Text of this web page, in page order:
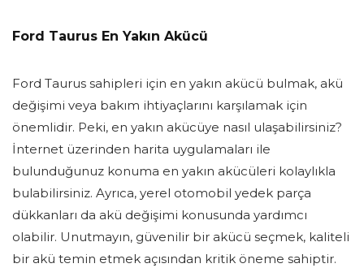
Ford Taurus En Yakın Akücü
Ford Taurus sahipleri için en yakın akücü bulmak, akü
değişimi veya bakım ihtiyaçlarını karşılamak için
önemlidir. Peki, en yakın akücüye nasıl ulaşabilirsiniz?
İnternet üzerinden harita uygulamaları ile
bulunduğunuz konuma en yakın akücüleri kolaylıkla
bulabilirsiniz. Ayrıca, yerel otomobil yedek parça
dükkanları da akü değişimi konusunda yardımcı
olabilir. Unutmayın, güvenilir bir akücü seçmek, kaliteli
bir akü temin etmek açısından kritik öneme sahiptir.